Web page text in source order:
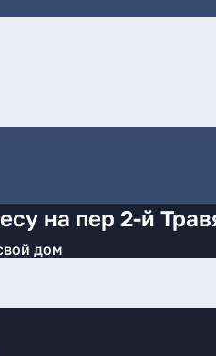
на пер 2-й
дом